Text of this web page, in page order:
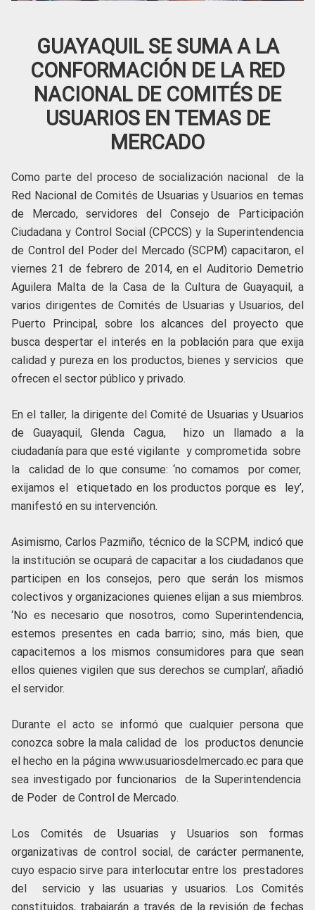
GUAYAQUIL SE SUMA A LA
CONFORMACIÓN DE LA RED
NACIONAL DE COMITÉS DE
USUARIOS EN TEMAS DE
MERCADO
Como parte del proceso de socialización nacional de la
Red Nacional de Comités de Usuarias y Usuarios en temas
de Mercado, servidores del Consejo de Participación
Ciudadana y Control Social (CPCCS) y la Superintendencia
de Control del Poder del Mercado (SCPM) capacitaron, el
viernes 21 de febrero de 2014, en el Auditorio Demetrio
Aguilera Malta de la Casa de la Cultura de Guayaquil, a
varios dirigentes de Comités de Usuarias y Usuarios, del
Puerto Principal, sobre los alcances del proyecto que
busca despertar el interés en la población para que exija
calidad y pureza en los productos, bienes y servicios que
ofrecen el sector público y privado.
En el taller, la dirigente del Comité de Usuarias y Usuarios
de Guayaquil, Glenda Cagua, hizo un llamado a la
ciudadanía para que esté vigilante y comprometida sobre
la calidad de lo que consume: ‘no comamos por comer,
exijamos el etiquetado en los productos porque es ley’,
manifestó en su intervención.
Asimismo, Carlos Pazmiño, técnico de la SCPM, indicó que
la institución se ocupará de capacitar a los ciudadanos que
participen en los consejos, pero que serán los mismos
colectivos y organizaciones quienes elijan a sus miembros.
‘No es necesario que nosotros, como Superintendencia,
estemos presentes en cada barrio; sino, más bien, que
capacitemos a los mismos consumidores para que sean
ellos quienes vigilen que sus derechos se cumplan’, añadió
el servidor.
Durante el acto se informó que cualquier persona que
conozca sobre la mala calidad de los productos denuncie
el hecho en la página www.usuariosdelmercado.ec para que
sea investigado por funcionarios de la Superintendencia
de Poder de Control de Mercado.
Los Comités de Usuarias y Usuarios son formas
organizativas de control social, de carácter permanente,
cuyo espacio sirve para interlocutar entre los prestadores
del servicio y las usuarias y usuarios. Los Comités
constituidos, trabajarán a través de la revisión de fechas